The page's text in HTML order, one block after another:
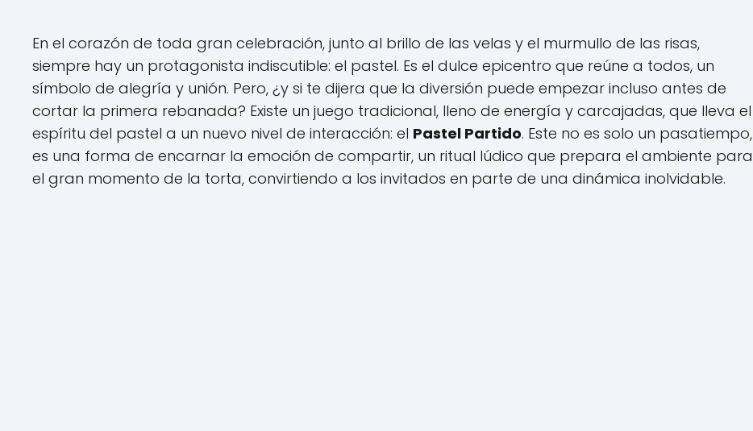
En el corazón de toda gran celebración, junto al brillo de las velas y el murmullo de las risas,
siempre hay un protagonista indiscutible: el pastel. Es el dulce epicentro que reúne a todos, un
símbolo de alegría y unión. Pero, ¿y si te dijera que la diversión puede empezar incluso antes de
cortar la primera rebanada? Existe un juego tradicional, lleno de energía y carcajadas, que lleva el
espíritu del pastel a un nuevo nivel de interacción: el Pastel Partido. Este no es solo un pasatiempo,
es una forma de encarnar la emoción de compartir, un ritual lúdico que prepara el ambiente para
el gran momento de la torta, convirtiendo a los invitados en parte de una dinámica inolvidable.